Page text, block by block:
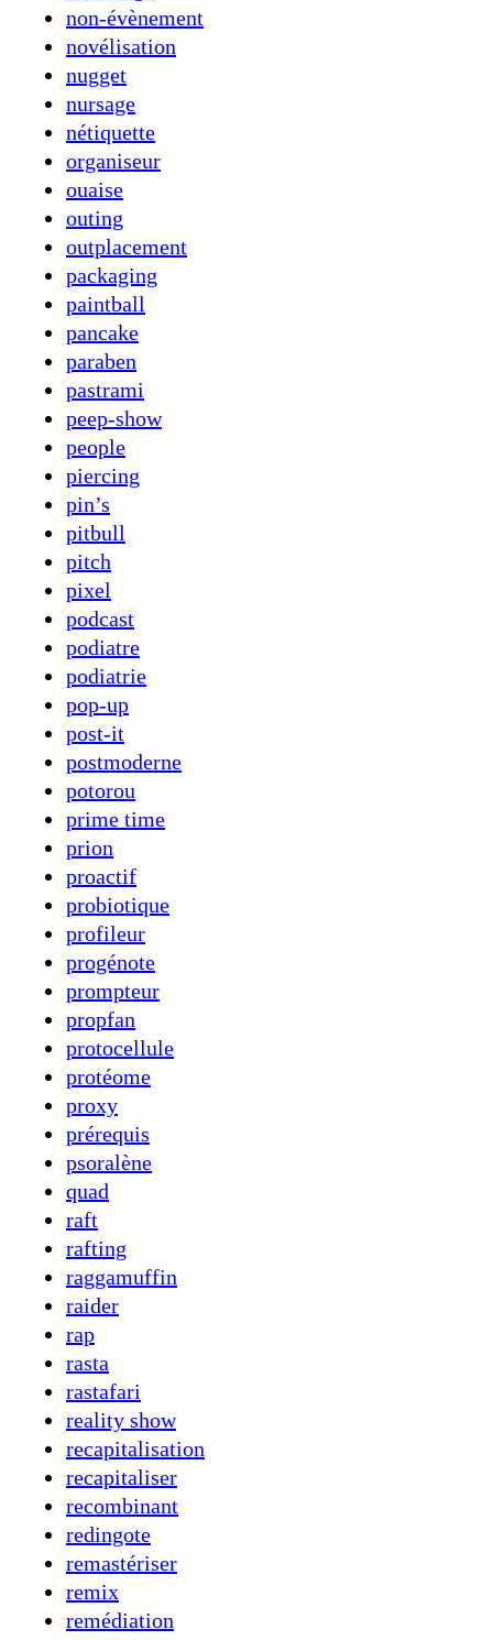
non-évènement
novélisation
nugget
nursage
nétiquette
organiseur
ouaise
outing
outplacement
packaging
paintball
pancake
paraben
pastrami
peep-show
people
piercing
pin’s
pitbull
pitch
pixel
podcast
podiatre
podiatrie
pop-up
post-it
postmoderne
potorou
prime time
prion
proactif
probiotique
profileur
progénote
prompteur
propfan
protocellule
protéome
proxy
prérequis
psoralène
quad
raft
rafting
raggamuffin
raider
rap
rasta
rastafari
reality show
recapitalisation
recapitaliser
recombinant
redingote
remastériser
remix
remédiation